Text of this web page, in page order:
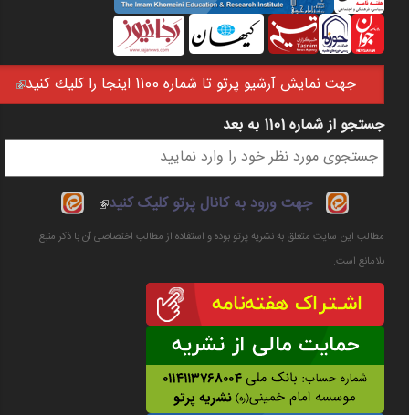
جهت نمايش آرشيو پرتو تا شماره 1100 اينجا را كليك كنيد
فرم جستجو
جستجو از شماره 1101 به بعد
جهت ورود به کانال پرتو کلیک کنید
(link is
external)
مطالب این سایت متعلق به نشریه پرتو بوده و استفاده از مطالب اختصاصی آن با ذکر منبع
بلامانع است.